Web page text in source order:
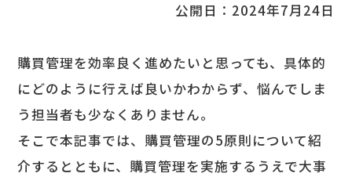
公開日： 2024年7月24日
購買管理を効率良く 進めたいと思っても、具体的
にどのように行えば良いかわからず、悩んでしま
う担当者も少なくありません。
そこで本記事では、購買管理の5原則について紹
介するとともに、購買管理を実施するうえで大事